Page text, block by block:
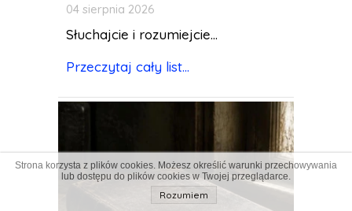
04 sierpnia 2026
Słuchajcie i rozumiejcie...
Przeczytaj cały list...
Strona korzysta z plików cookies. Możesz określić warunki przechowywania
lub dostępu do plików cookies w Twojej przeglądarce.
Rozumiem